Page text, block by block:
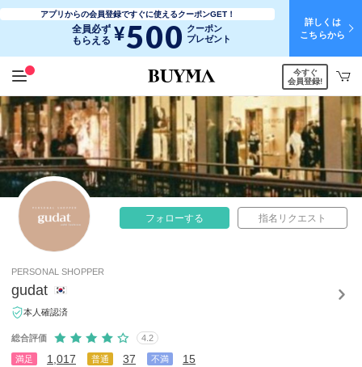
アプリからの会員登録ですぐに使えるクーポンGET！
全員必ず
もらえる ¥500 クーポン
プレゼント
詳しくは
こちらから
今すぐ
会員登録!
フォローする 指名リクエスト
PERSONAL SHOPPER
gudat
本人確認済
総合評価 4.2
満足 1,017 普通 37 不満 15